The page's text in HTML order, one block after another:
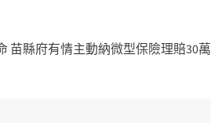
苗縣府有情主動納微型保險理賠30萬